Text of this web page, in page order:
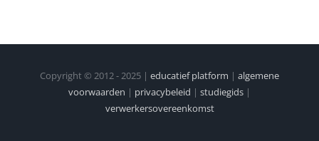
Copyright © 2012 - 2025 | educatief platform | algemene
voorwaarden | privacybeleid | studiegids |
verwerkersovereenkomst